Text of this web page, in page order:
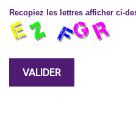
Recopiez les lettres afficher ci-